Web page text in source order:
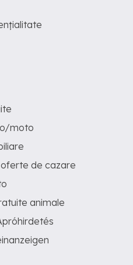
moto
de cazare
animale